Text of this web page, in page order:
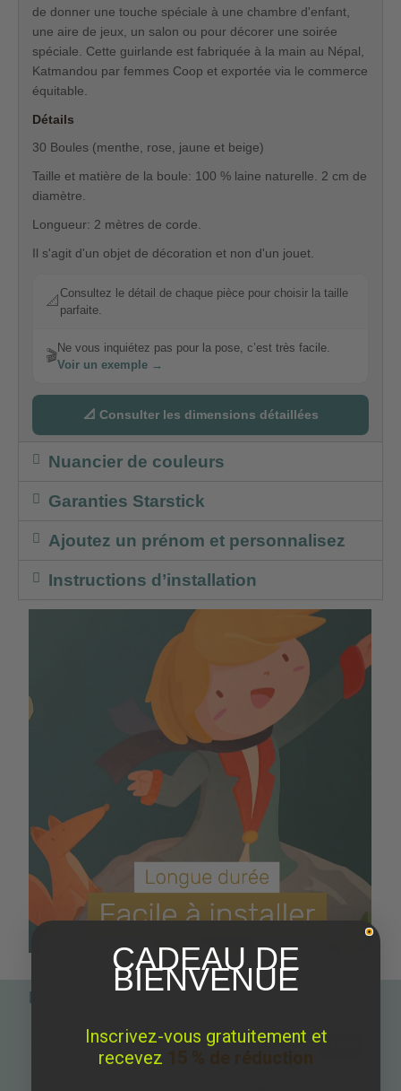
de donner une touche spéciale à une chambre d'enfant,
une aire de jeux, un salon ou pour décorer une soirée
spéciale. Cette guirlande est fabriquée à la main au Népal,
Katmandou par femmes Coop et exportée via le commerce
équitable.
Détails
30 Boules (menthe, rose, jaune et beige)
Taille et matière de la boule: 100 % laine naturelle. 2 cm de
diamètre.
Longueur: 2 mètres de corde.
Il s'agit d'un objet de décoration et non d'un jouet.
📐
Consultez le détail de chaque pièce pour choisir la taille
parfaite.
🎬
Ne vous inquiétez pas pour la pose, c’est très facile.
Voir un exemple →
📐 Consulter les dimensions détaillées
Nuancier de couleurs
Garanties Starstick
Ajoutez un prénom et personnalisez
Instructions d’installation
Parfait pour le match
-15%
CADEAU DE
BIENVENUE
Inscrivez-vous gratuitement et
recevez
15 % de réduction